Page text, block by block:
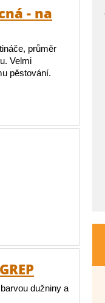
- na
průměr
Velmi
pěstování.
dužniny a